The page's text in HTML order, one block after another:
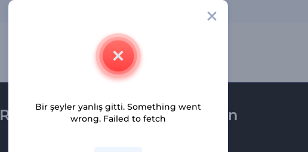
Renderforest bültenine üye olun
Bir şeyler yanlış gitti. Something went
wrong. Failed to fetch